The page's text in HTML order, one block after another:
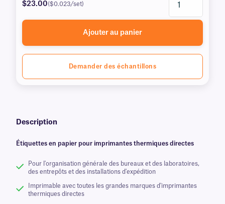
$23.00($0.023/set)
Ajouter au panier
Demander des échantillons
Description
Étiquettes en papier pour imprimantes thermiques directes
Pour l'organisation générale des bureaux et des laboratoires,
des entrepôts et des installations d'expédition
Imprimable avec toutes les grandes marques d'imprimantes
thermiques directes